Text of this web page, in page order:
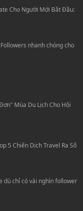
Cho Người Mới Bắt Đầu:
nhanh chóng cho
Mùa Du Lịch Cho Hội
5 Chiến Dịch Travel Ra Số
dù chỉ có vài nghìn follower